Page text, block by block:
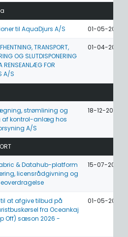
til AquaDjurs A/S 01-05-2025
TRANSPORT,
OG SLUTDISPONERING
RENSEANLÆG FOR
A/S
01-04-2025
strømlining og
af kontrol-anlæg hos
A/S
18-12-2025
& Datahub-platform
licensrådgivning og
15-07-2026
at afgive tilbud på
fra Oceankaj
Off) sæson 2026 -
01-05-2026